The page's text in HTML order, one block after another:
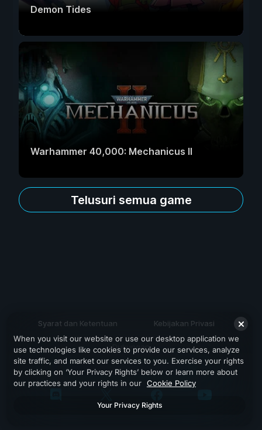
Demon Tides
Warhammer 40,000: Mechanicus II
Telusuri semua game
Syarat dan Ketentuan Kebijakan Privasi
Dukungan
When you visit our website or use our desktop application we
use technologies like cookies to provide our services, analyze
site traffic, and market our services to you. Exercise your rights
by clicking on ‘Your Privacy Rights’ below or learn more about
our practices and your rights in our Cookie Policy
Your Privacy Rights